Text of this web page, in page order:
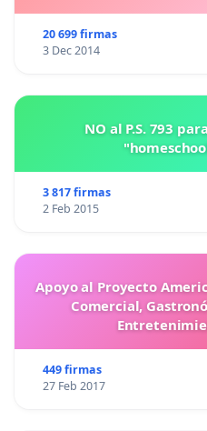
20 699 firmas
3 Dec 2014
NO al P.S. 793
3 817 firmas
2 Feb 2015
Apoyo al Proyecto
Comercial,
449 firmas
27 Feb 2017